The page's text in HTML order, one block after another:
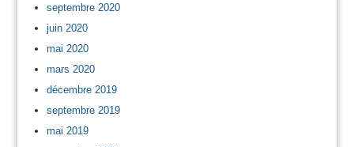
septembre 2020
juin 2020
mai 2020
mars 2020
décembre 2019
septembre 2019
mai 2019